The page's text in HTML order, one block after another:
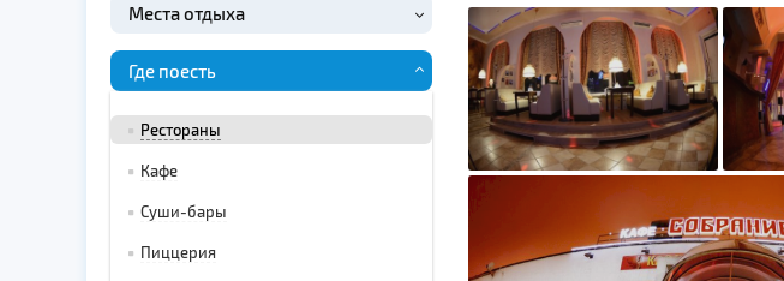
Места отдыха
Где поесть
Рестораны
Кафе
Суши-бары
Пиццерия